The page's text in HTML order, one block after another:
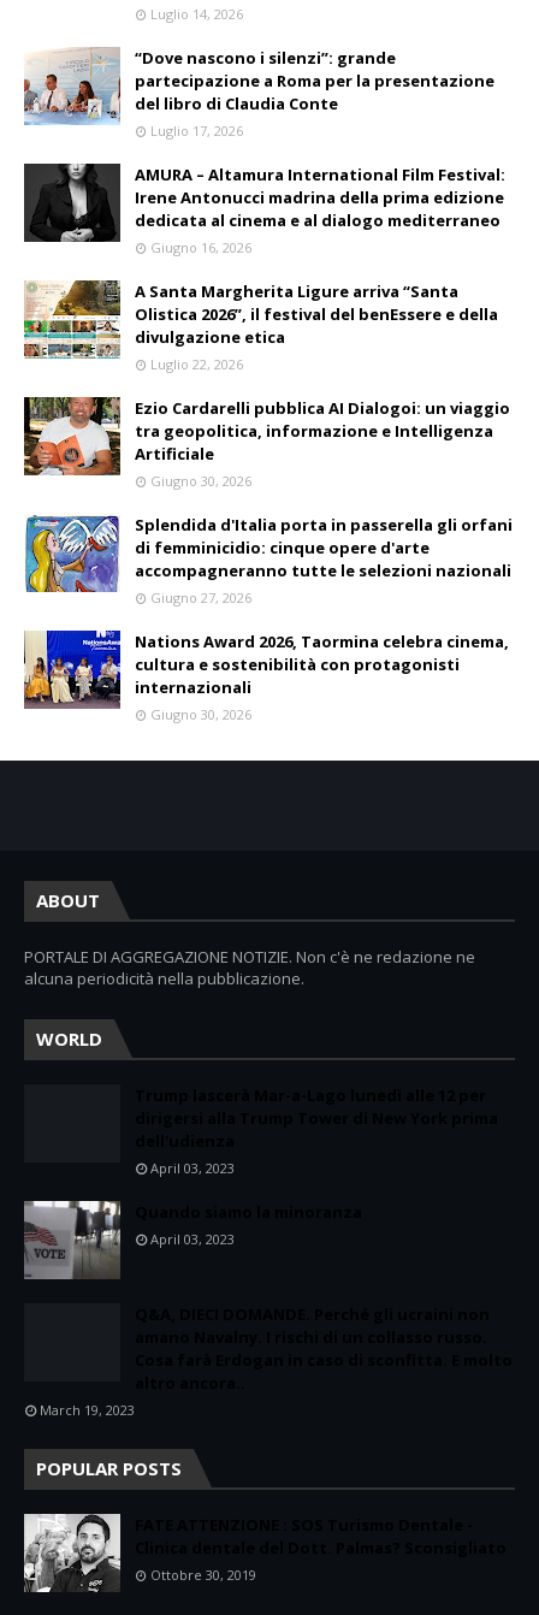
Luglio 14, 2026
“Dove nascono i silenzi”: grande
partecipazione a Roma per la presentazione
del libro di Claudia Conte
Luglio 17, 2026
AMURA – Altamura International Film Festival:
Irene Antonucci madrina della prima edizione
dedicata al cinema e al dialogo mediterraneo
Giugno 16, 2026
A Santa Margherita Ligure arriva “Santa
Olistica 2026”, il festival del benEssere e della
divulgazione etica
Luglio 22, 2026
Ezio Cardarelli pubblica AI Dialogoi: un viaggio
tra geopolitica, informazione e Intelligenza
Artificiale
Giugno 30, 2026
Splendida d'Italia porta in passerella gli orfani
di femminicidio: cinque opere d'arte
accompagneranno tutte le selezioni nazionali
Giugno 27, 2026
Nations Award 2026, Taormina celebra cinema,
cultura e sostenibilità con protagonisti
internazionali
Giugno 30, 2026
ABOUT
PORTALE DI AGGREGAZIONE NOTIZIE. Non c'è ne redazione ne
alcuna periodicità nella pubblicazione.
WORLD
April 03, 2023
April 03, 2023
March 19, 2023
POPULAR POSTS
Ottobre 30, 2019